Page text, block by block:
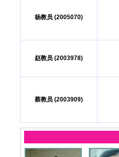
杨教员 (2005070)
赵教员 (2003978)
蔡教员 (2003909)